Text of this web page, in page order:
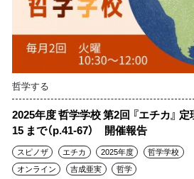
哲学する
2025年度 哲学学校 第2回 『エチカ』 定
15 まで（p.41-67） 開催報告
スピノザ エチカ 2025年度
哲学学校
オンライン
吉成亜実 哲学